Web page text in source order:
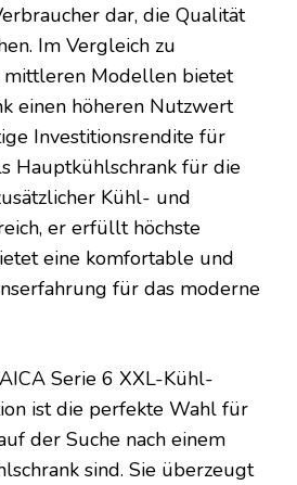
dar, die Qualität
Im Vergleich zu
Modellen bietet
einen höheren Nutzwert
Investitionsrendite für
Hauptkühlschrank für die
Kühl- und
er erfüllt höchste
eine komfortable und
für das moderne
Serie 6 XXL-Kühl-
ist die perfekte Wahl für
der Suche nach einem
sind. Sie überzeugt